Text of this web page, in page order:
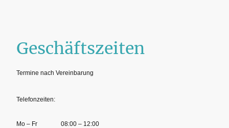
Geschäftszeiten
Termine nach Vereinbarung
Telefonzeiten:
Mo – Fr 08:00 – 12:00